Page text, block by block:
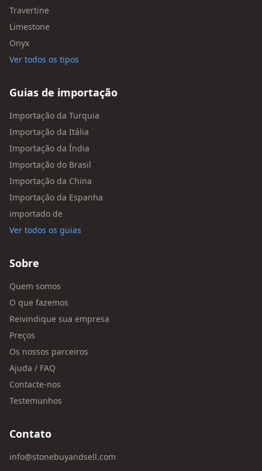
Travertine
Limestone
Onyx
Ver todos os tipos
Guias de importação
Importação da Turquia
Importação da Itália
Importação da Índia
Importação do Brasil
Importação da China
Importação da Espanha
importado de
Ver todos os guias
Sobre
Quem somos
O que fazemos
Reivindique sua empresa
Preços
Os nossos parceiros
Ajuda / FAQ
Contacte-nos
Testemunhos
Contato
info@stonebuyandsell.com